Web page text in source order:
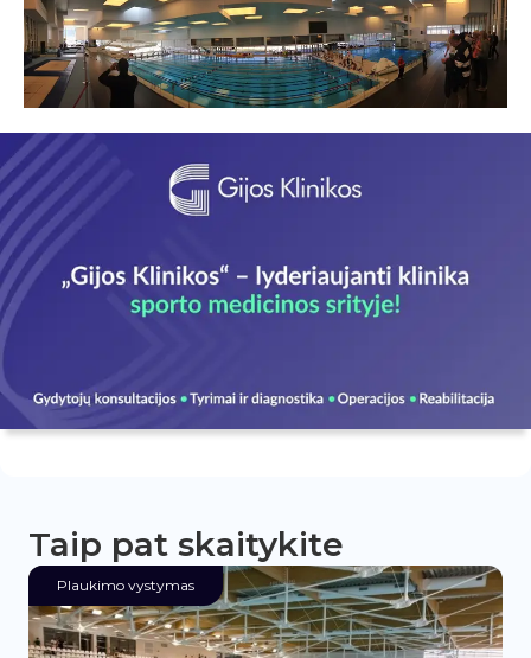
Taip pat skaitykite
Plaukimo vystymas